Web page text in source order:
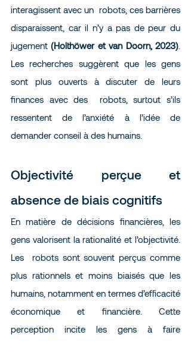
interagissent avec un  robots, ces barrières
disparaissent, car il n’y a pas de peur du
jugement (Holthöwer et van Doorn, 2023)
Les recherches suggèrent que les gens
sont plus ouverts à discuter de leurs
finances avec des  robots, surtout s’ils
ressentent de l’anxiété à l’idée de
demander conseil à des humains.
Objectivité perçue et
absence de biais cognitifs
En matière de décisions financières, les
gens valorisent la rationalité et l’objectivité.
Les  robots sont souvent perçus comme
plus rationnels et moins biaisés que les
humains, notamment en termes d’efficacité
économique et financière. Cette
perception incite les gens à faire